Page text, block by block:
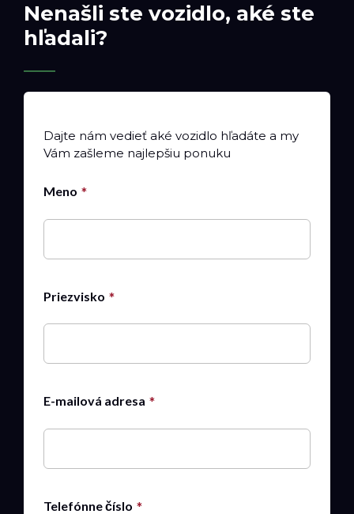
Nenašli ste vozidlo, aké ste
hľadali?
Dajte nám vedieť aké vozidlo hľadáte a my
Vám zašleme najlepšiu ponuku
Meno
Priezvisko
E-mailová adresa
Telefónne číslo